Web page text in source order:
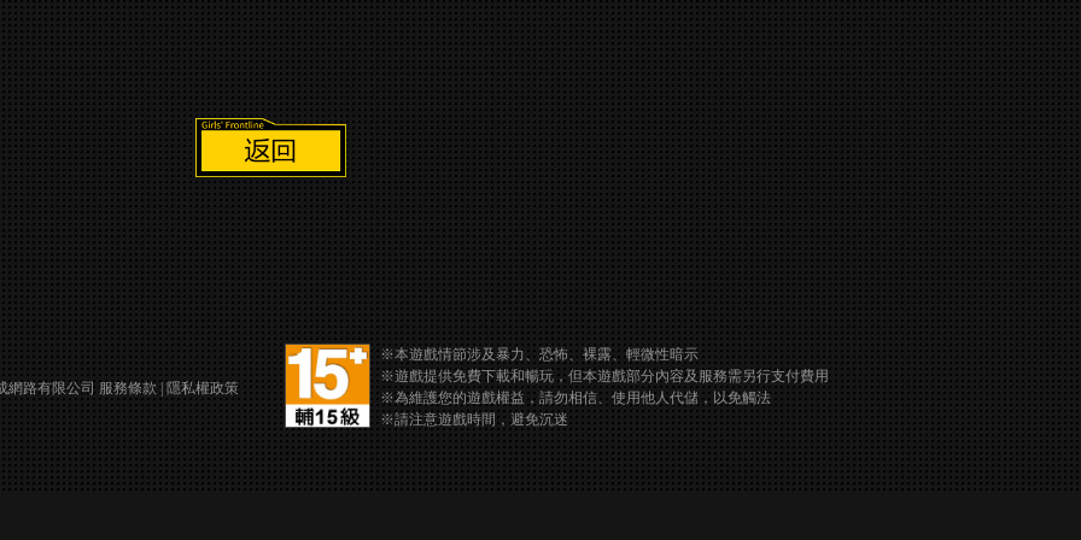
網路有限公司 服務條款 隱私權政策
※本遊戲情節涉及暴力、恐怖、裸露、輕微性暗示
※遊戲提供免費下載和暢玩，但本遊戲部分內容及服務需另行支付費用
※為維護您的遊戲權益，請勿相信、使用他人代儲，以免觸法
※請注意遊戲時間，避免沉迷